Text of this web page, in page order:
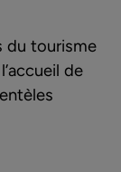
du tourisme
de